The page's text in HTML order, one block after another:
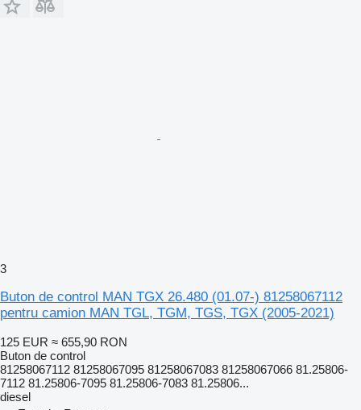
3
Buton de control MAN TGX 26.480 (01.07-) 81258067112
pentru camion MAN TGL, TGM, TGS, TGX (2005-2021)
125 EUR ≈ 655,90 RON
Buton de control
81258067112 81258067095 81258067083 81258067066 81.25806-
7112 81.25806-7095 81.25806-7083 81.25806...
diesel